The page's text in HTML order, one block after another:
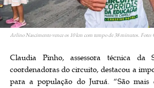
Arlino Nascimento vence os 10 km com tempo de 38 minutos.
Claudia Pinho, assessora técnica da
coordenadoras do circuito, destacou a
para a população do Juruá. “São mais